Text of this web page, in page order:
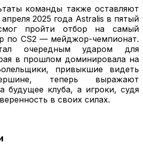
команды также оставляют
2025 года Astralis в пятый
пройти отбор на самый
по CS2 — мейджор-чемпионат.
очередным ударом для
в прошлом доминировала на
привыкшие видеть
теперь выражают
будущее клуба, а игроки, судя
в своих силах.